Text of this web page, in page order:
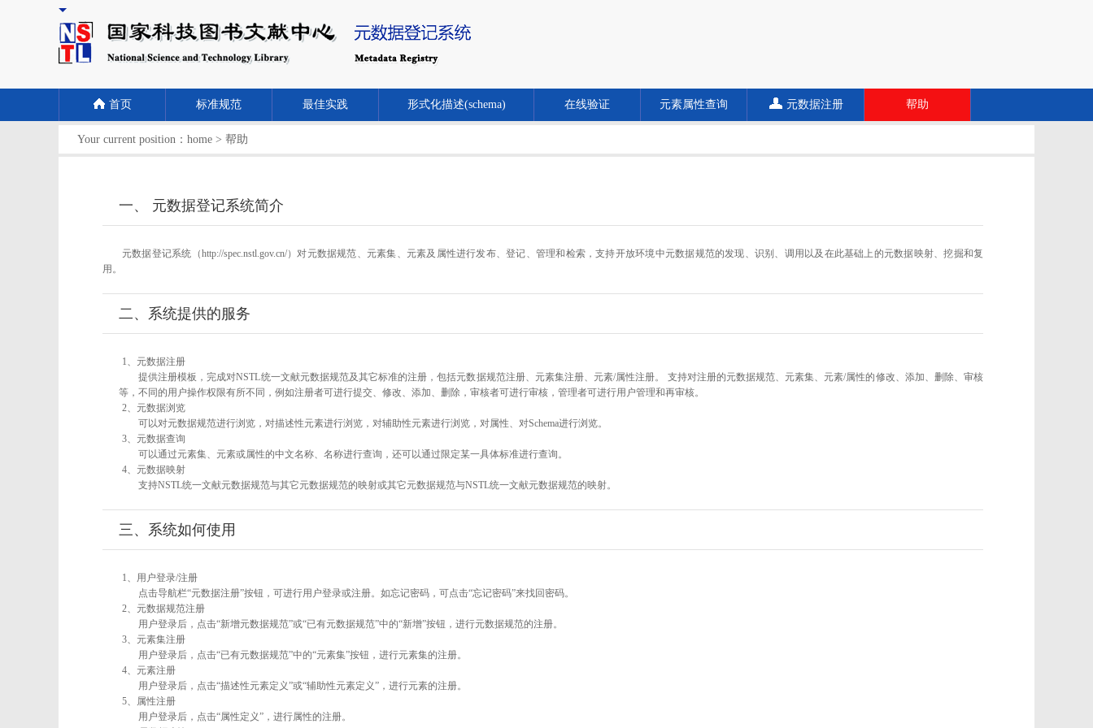
首页 标准规范 最佳实践 形式化描述(schema) 在线验证 元素属性查询 元数据注册 帮助
Your current position： home > 帮助
一、 元数据登记系统简介
元数据登记系统（http://spec.nstl.gov.cn/）对元数据规范、元素集、元素及属性进行发布、登记、管理和检索，支持开放环境中元数据规范的发现、识别、调用以及在此基础上的元数据映射、挖掘和复
用。
二、系统提供的服务
1、元数据注册
提供注册模板，完成对NSTL统一文献元数据规范及其它标准的注册，包括元数据规范注册、元素集注册、元素/属性注册。 支持对注册的元数据规范、元素集、元素/属性的修改、添加、删除、审核
等，不同的用户操作权限有所不同，例如注册者可进行提交、修改、添加、删除，审核者可进行审核，管理者可进行用户管理和再审核。
2、元数据浏览
可以对元数据规范进行浏览，对描述性元素进行浏览，对辅助性元素进行浏览，对属性、对Schema进行浏览。
3、元数据查询
可以通过元素集、元素或属性的中文名称、名称进行查询，还可以通过限定某一具体标准进行查询。
4、元数据映射
支持NSTL统一文献元数据规范与其它元数据规范的映射或其它元数据规范与NSTL统一文献元数据规范的映射。
三、系统如何使用
1、用户登录/注册
点击导航栏“元数据注册”按钮，可进行用户登录或注册。如忘记密码，可点击“忘记密码”来找回密码。
2、元数据规范注册
用户登录后，点击“新增元数据规范”或“已有元数据规范”中的“新增”按钮，进行元数据规范的注册。
3、元素集注册
用户登录后，点击“已有元数据规范”中的“元素集”按钮，进行元素集的注册。
4、元素注册
用户登录后，点击“描述性元素定义”或“辅助性元素定义”，进行元素的注册。
5、属性注册
用户登录后，点击“属性定义”，进行属性的注册。